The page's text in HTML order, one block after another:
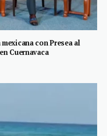
con Presea al
Cuernavaca